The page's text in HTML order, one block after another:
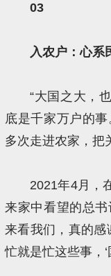
03
入农户：心系
“大国之大，
底是千家万户的
多次走进农家，把
2021年4月，
来家中看望的总
来看我们，真的感
忙就是忙这些事，